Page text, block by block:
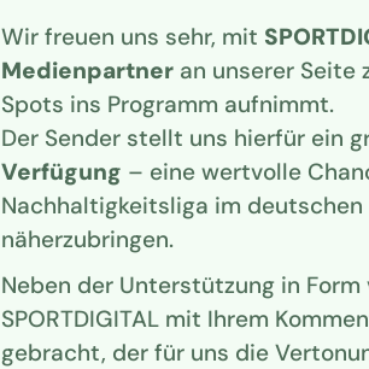
Wir freuen uns sehr, mit
Medienpartner an unserer Seite
Spots ins Programm aufnimmt.
Der Sender stellt uns hierfür ein
Verfügung – eine wertvolle
Nachhaltigkeitsliga im
näherzubringen.
Neben der Unterstützung in
SPORTDIGITAL mit Ihrem
gebracht, der für uns die